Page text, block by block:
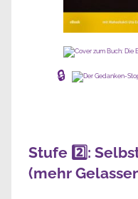
🔒
Stufe 2️⃣:
(mehr